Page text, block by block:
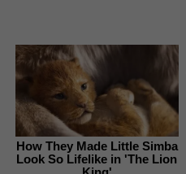
How They Made Little Simba
Look So Lifelike in 'The Lion